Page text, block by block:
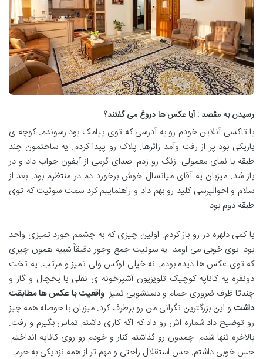
رسیدن به مقصد : آیا عکس ها دروغ می گفتند؟
با تاکسی آنلاین خودم رو به آدرسی که توی پیامک بود رسوندم. کوچه ی
باریکی بود پر از رفت وآمد زائرها. پلاک رو پیدا کردم. یه ساختمون چند
طبقه با نمای معمولی. زنگ رو زدم. صدای گرمی از آیفون جواب داد و در
باز شد. میزبان یه آقای میانسال خوش برخورد دم در منتظرم بود. بعد از
سلام و احوالپرسی کلید رو بهم داد و راهنماییم کرد سمت سوئیت که توی
طبقه دوم بود.
با کمی دلهره در رو باز کردم. اولین چیزی که به چشمم خورد تمیزی واحد
بود. بوی خوبی می اومد. یه سوئیت جمع وجور دقیقاً شبیه همون چیزی
که توی عکس ها دیده بودم. نه خیلی لوکس ولی تمیز و مرتب. یه تخت
دونفره یه کاناپه کوچیک تلویزیون آشپزخونه ی نقلی با یخچال و گاز و
چندتا ظرف ضروری حمام و دستشویی تمیز.واقعیت با عکس ها مطابقت
داشت و این بزرگترین نگرانی من رو برطرف کرد. میزبان با حوصله همه چیز
رو توضیح داد شماره اش رو داد که اگه کاری داشتم تماس بگیرم و رفت.
بالاخره تنها شدم. چمدون رو گذاشتم کنار و خودم رو روی کاناپه انداختم.
حس خوبی داشتم. حس استقلال راحتی و مهم تر از همه نزدیکی به حرم.